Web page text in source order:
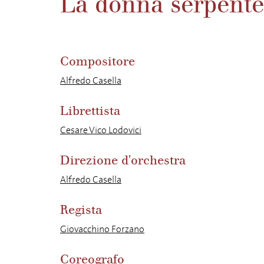
Compositore
Alfredo Casella
Librettista
Cesare Vico Lodovici
Direzione d'orchestra
Alfredo Casella
Regista
Giovacchino Forzano
Coreografo